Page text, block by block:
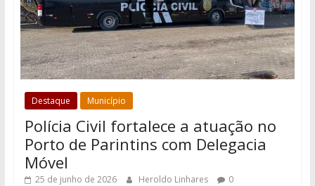
Destaque Município
Polícia Civil fortalece a atuação no
Porto de Parintins com Delegacia
Móvel
25 de junho de 2026 Heroldo Linhares 0